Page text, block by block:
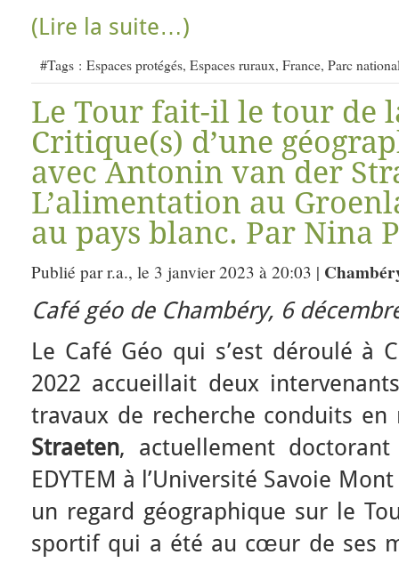
(Lire la suite…)
#Tags : Espaces protégés, Espaces ruraux, France, Parc
Le Tour fait-il le tour de
Critique(s) d’une
avec Antonin van der
L’alimentation au
au pays blanc. Par Nina
Publié par r.a., le 3 janvier 2023 à 20:03 |
Café géo de Chambéry, 6
Le Café Géo qui s’est déroulé à
2022 accueillait deux
travaux de recherche conduits
Straeten, actuellement
EDYTEM à l’Université Savoie
un regard géographique sur le
sportif qui a été au cœur de ses